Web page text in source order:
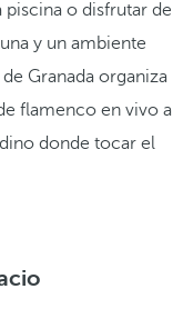
o disfrutar de
y un ambiente
Granada organiza
flamenco en vivo a
donde tocar el